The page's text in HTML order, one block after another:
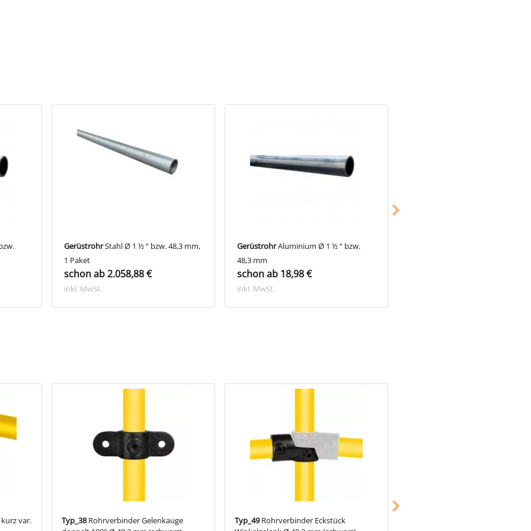
LU608075A passend für Ø 21,3 mm
GerüstrohrStahl Ø 1 ½ “ bzw. 48,3 mm,
1 Paket
schon ab 2.058,88 €
inkl. MwSt.
GerüstrohrAluminium Ø 1 ½ “ bzw.
48,3 mm
schon ab 18,98 €
inkl. MwSt.
var.
Typ_38Rohrverbinder Gelenkauge
Typ_49Rohrverbinder Eckstück